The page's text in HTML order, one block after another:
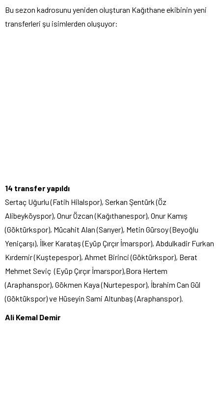
Bu sezon kadrosunu yeniden oluşturan Kağıthane ekibinin yeni
transferleri şu isimlerden oluşuyor:
14 transfer yapıldı
Sertaç Uğurlu (Fatih Hilalspor), Serkan Şentürk (Öz
Alibeyköyspor), Onur Özcan (Kağıthanespor), Onur Kamış
(Göktürkspor), Mücahit Alan (Sarıyer), Metin Gürsoy (Beyoğlu
Yeniçarşı), İlker Karataş (Eyüp Çırçır İmarspor), Abdulkadir Furkan
Kırdemir (Kuştepespor), Ahmet Birinci (Göktürkspor), Berat
Mehmet Seviç (Eyüp Çırçır İmarspor),Bora Hertem
(Araphanspor), Gökmen Kaya (Nurtepespor), İbrahim Can Gül
(Göktükspor) ve Hüseyin Sami Altunbaş (Araphanspor).
Ali Kemal Demir